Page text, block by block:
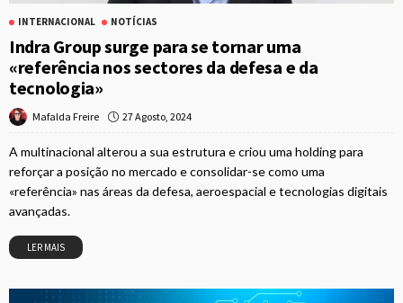
INTERNACIONAL NOTÍCIAS
Indra Group surge para se tornar uma
«referência nos sectores da defesa e da
tecnologia»
Mafalda Freire 27 Agosto, 2024
A multinacional alterou a sua estrutura e criou uma holding para
reforçar a posição no mercado e consolidar-se como uma
«referência» nas áreas da defesa, aeroespacial e tecnologias digitais
avançadas.
LER MAIS